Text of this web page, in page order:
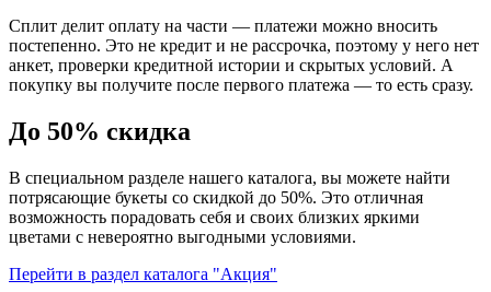
Сплит делит оплату на части — платежи можно вносить
постепенно. Это не кредит и не рассрочка, поэтому у него нет
анкет, проверки кредитной истории и скрытых условий. А
покупку вы получите после первого платежа — то есть сразу.
До 50% скидка
В специальном разделе нашего каталога, вы можете найти
потрясающие букеты со скидкой до 50%. Это отличная
возможность порадовать себя и своих близких яркими
цветами с невероятно выгодными условиями.
Перейти в раздел каталога "Акция"